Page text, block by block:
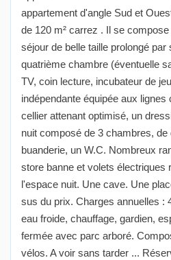
appartement d'angle Sud et
de 120 m² carrez . Il se
séjour de belle taille prolongé par
quatrième chambre (éventuelle
TV, coin lecture, incubateur de
indépendante équipée aux
cellier attenant optimisé, un
nuit composé de 3 chambres,
buanderie, un W.C. Nombreux
store banne et volets électriques
l'espace nuit. Une cave. Une
sus du prix. Charges annuelles :
eau froide, chauffage, gardien,
fermée avec parc arboré.
vélos. A voir sans tarder ...